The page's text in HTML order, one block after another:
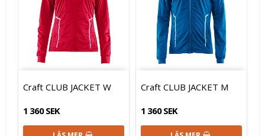
Craft CLUB JACKET W
1 360 SEK
Craft CLUB JACKET M
1 360 SEK